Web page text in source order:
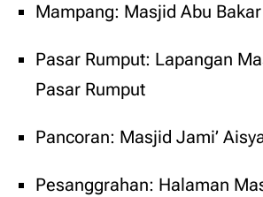
Mampang: Masjid Abu
Pasar Rumput: Lapangan
Pasar Rumput
Pancoran: Masjid Jami’
Pesanggrahan: Halaman